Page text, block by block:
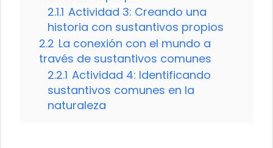
2.1.1 Actividad 3: Creando una
historia con sustantivos propios
2.2 La conexión con el mundo a
través de sustantivos comunes
2.2.1 Actividad 4: Identificando
sustantivos comunes en la
naturaleza